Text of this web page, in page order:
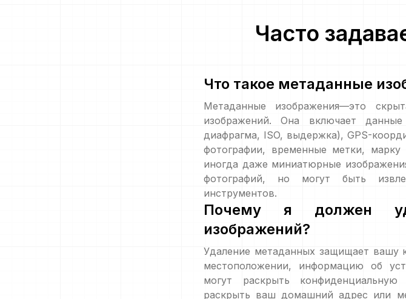
Часто
Что такое метаданные
Метаданные изображения—это
изображений. Она включает
диафрагма, ISO, выдержка), GPS-
фотографии, временные метки,
иногда даже миниатюрные
фотографий, но могут быть
инструментов.
Почему я должен
изображений?
Удаление метаданных защищает вашу
местоположении, информацию об
могут раскрыть
раскрыть ваш домашний адрес или